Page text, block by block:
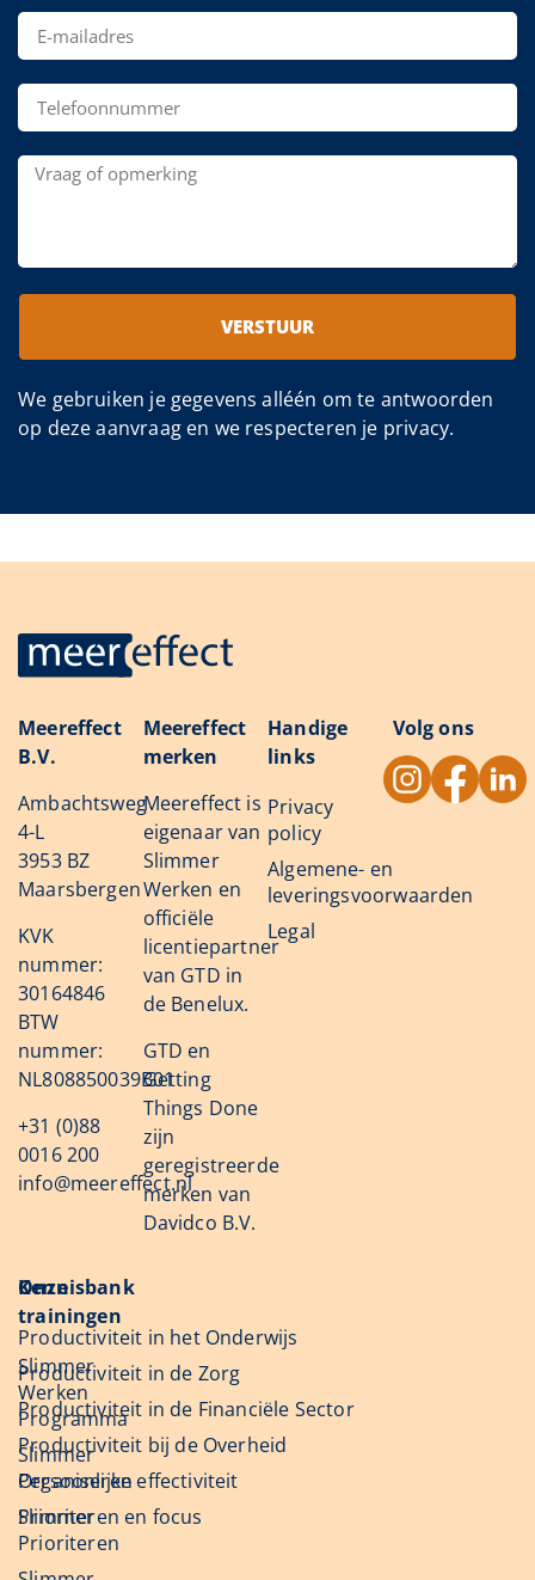
VERSTUUR
We gebruiken je gegevens alléén om te antwoorden
op deze aanvraag en we respecteren je privacy.
Meereffect
B.V.
Ambachtsweg
4-L
3953 BZ
Maarsbergen
KVK
nummer:
30164846
BTW
nummer:
NL808850039B01
+31 (0)88
0016 200
info@meereffect.nl
Meereffect
merken
Meereffect is
eigenaar van
Slimmer
Werken en
officiële
licentiepartner
van GTD in
de Benelux.
GTD en
Getting
Things Done
zijn
geregistreerde
merken van
Davidco B.V.
Handige
links
Privacy
policy
Algemene- en
leveringsvoorwaarden
Legal
Volg ons
Onze
trainingen
Slimmer
Werken
Programma
Slimmer
Organiseren
Slimmer
Prioriteren
Kennisbank
Productiviteit in het Onderwijs
Productiviteit in de Zorg
Productiviteit in de Financiële Sector
Productiviteit bij de Overheid
Persoonlijke effectiviteit
Prioriteren en focus